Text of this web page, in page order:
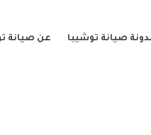
صيانة توشيبا عن صيانة